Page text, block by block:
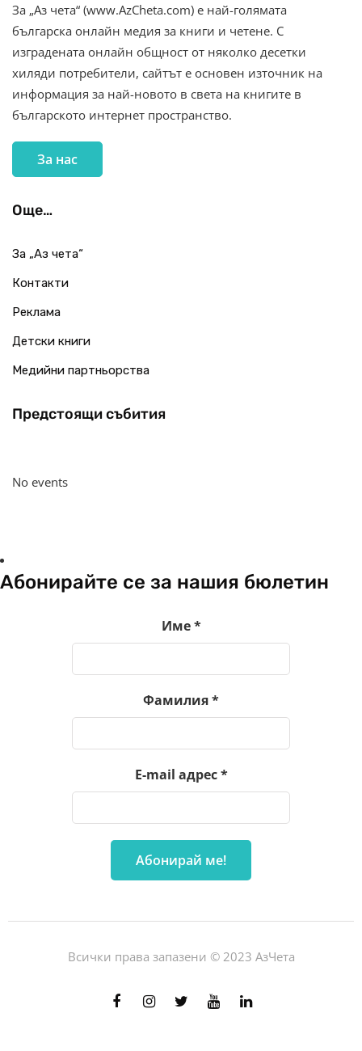
За „Аз чета“ (www.AzCheta.com) е най-голямата
българска онлайн медия за книги и четене. С
изградената онлайн общност от няколко десетки
хиляди потребители, сайтът е основен източник на
информация за най-новото в света на книгите в
българското интернет пространство.
За нас
Още…
За „Аз чета“
Контакти
Реклама
Детски книги
Медийни партньорства
Предстоящи събития
No events
Абонирайте се за нашия бюлетин
Име*
Фамилия*
E-mail адрес*
Всички права запазени © 2023 АзЧета